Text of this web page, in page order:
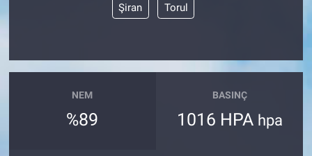
Şiran Torul
NEM
%89
BASINÇ
1016 HPA hpa